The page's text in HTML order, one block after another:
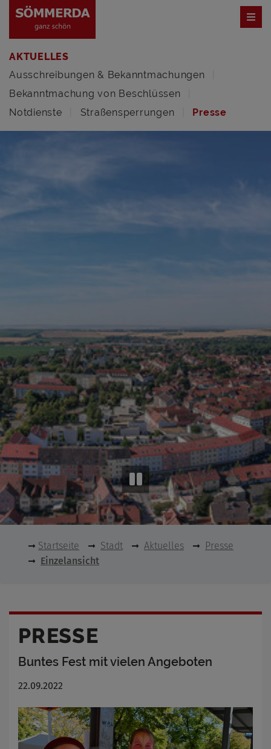
AKTUELLES
Ausschreibungen & Bekanntmachungen
Bekanntmachung von Beschlüssen
Notdienste
Straßensperrungen Presse
Startseite Stadt Aktuelles
Presse
Einzelansicht
PRESSE
Buntes Fest mit vielen Angeboten
22.09.2022